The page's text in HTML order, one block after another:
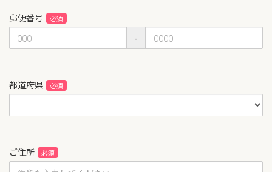
郵便番号
-
都道府県
ご住所